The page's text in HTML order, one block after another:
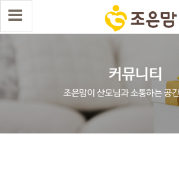
select wr_id, wr_subject from g5_write_m05_04
= 0 and wr_datetime <= '2025-08-14 04:47:29'
order by wr_datetime desc limit 1 asdasf